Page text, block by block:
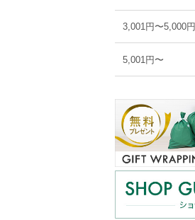
3,001円〜5,000円
5,001円〜